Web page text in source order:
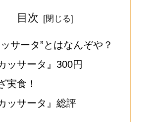
目次
サータ”とはなんぞや？
ッサータ』300円
実食！
ッサータ』総評